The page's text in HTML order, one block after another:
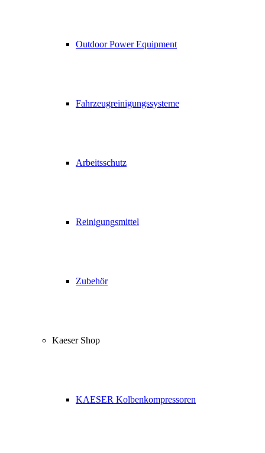
Outdoor Power Equipment
Fahrzeugreinigungssysteme
Arbeitsschutz
Reinigungsmittel
Zubehör
Kaeser Shop
KAESER Kolbenkompressoren